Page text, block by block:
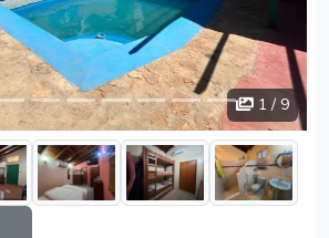
1 / 9